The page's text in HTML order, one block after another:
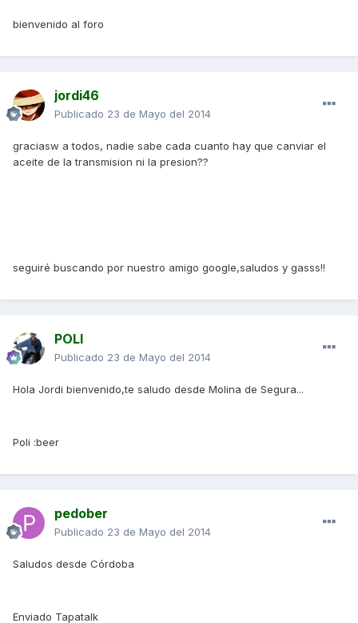
bienvenido al foro
jordi46
Publicado 23 de Mayo del 2014
graciasw a todos, nadie sabe cada cuanto hay que canviar el
aceite de la transmision ni la presion??
seguiré buscando por nuestro amigo google,saludos y gasss!!
POLI
Publicado 23 de Mayo del 2014
Hola Jordi bienvenido,te saludo desde Molina de Segura...
Poli :beer
pedober
Publicado 23 de Mayo del 2014
Saludos desde Córdoba
Enviado Tapatalk